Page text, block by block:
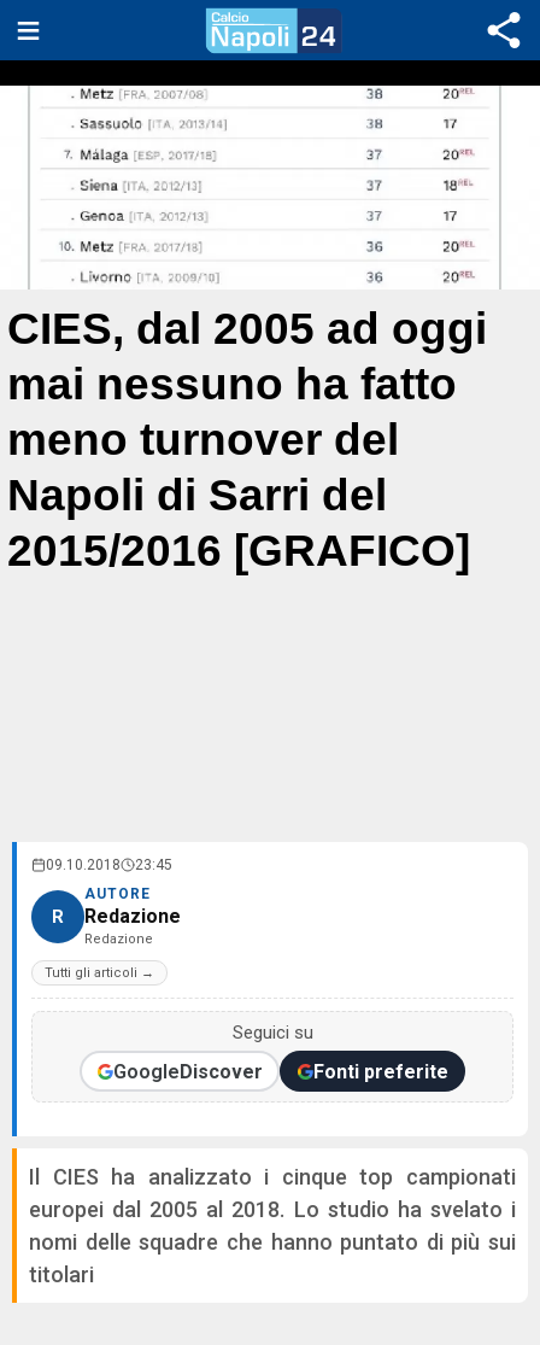
CIES, dal 2005 ad oggi
mai nessuno ha fatto
meno turnover del
Napoli di Sarri del
2015/2016 [GRAFICO]
09.10.2018 23:45
R
AUTORE
Redazione
Redazione
Tutti gli articoli →
Seguici su
GoogleDiscover Fonti preferite
Il CIES ha analizzato i cinque top campionati
europei dal 2005 al 2018. Lo studio ha svelato i
nomi delle squadre che hanno puntato di più sui
titolari